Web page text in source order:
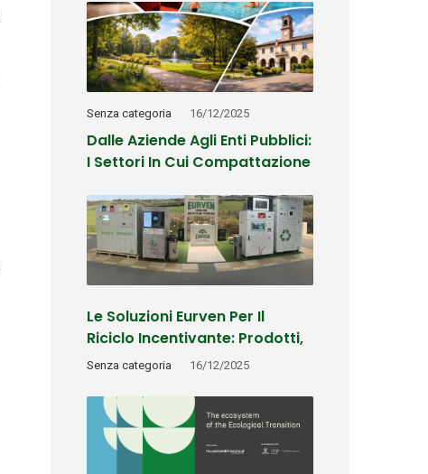
Dalle Aziende Agli Enti Pubblici:
I Settori In Cui Compattazione
Senza categoria 16/12/2025
Le Soluzioni Eurven Per Il
Riciclo Incentivante: Prodotti,
Servizi E Benefici
Senza categoria 16/12/2025